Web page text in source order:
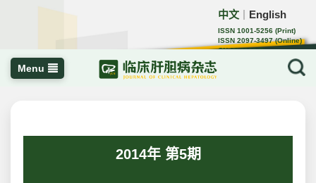
中文 English
ISSN 1001-5256 (Print)
ISSN 2097-3497 (Online)
CN 22-1108/R
Menu
2014年 第5期